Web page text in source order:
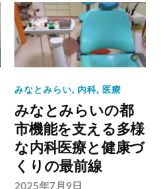
みなとみらい, 内科, 医療
みなとみらいの都
市機能を支える多様
な内科医療と健康づ
くりの最前線
2025年7月9日